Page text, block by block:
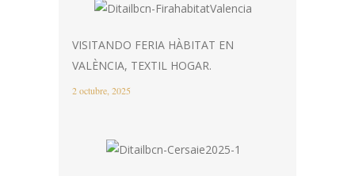
VISITANDO FERIA HÀBITAT EN
VALÈNCIA, TEXTIL HOGAR.
2 octubre, 2025